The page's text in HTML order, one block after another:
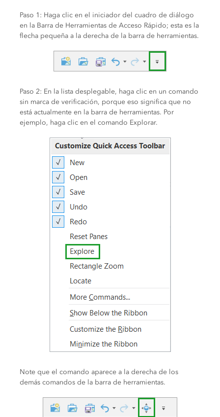
Paso 1: Haga clic en el iniciador del cuadro de diálogo
en la Barra de Herramientas de Acceso Rápido; esta es la
flecha pequeña a la derecha de la barra de herramientas.
Paso 2: En la lista desplegable, haga clic en un comando
sin marca de verificación, porque eso significa que no
está actualmente en la barra de herramientas. Por
ejemplo, haga clic en el comando Explorar.
Note que el comando aparece a la derecha de los
demás comandos de la barra de herramientas.